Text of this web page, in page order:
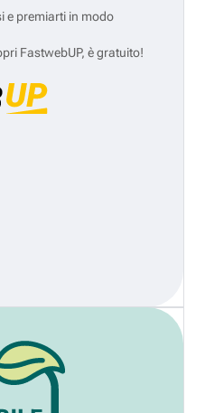
e premiarti in modo
FastwebUP, è gratuito!